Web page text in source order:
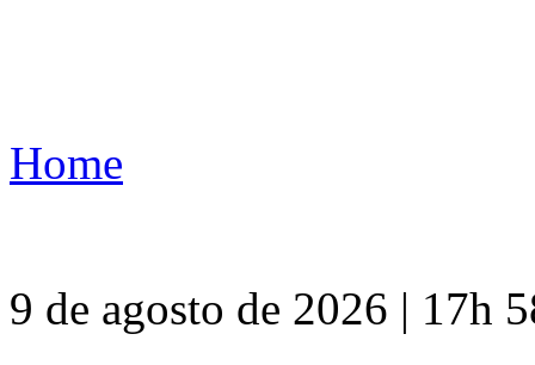
Home
9 de agosto de 2026 | 17h